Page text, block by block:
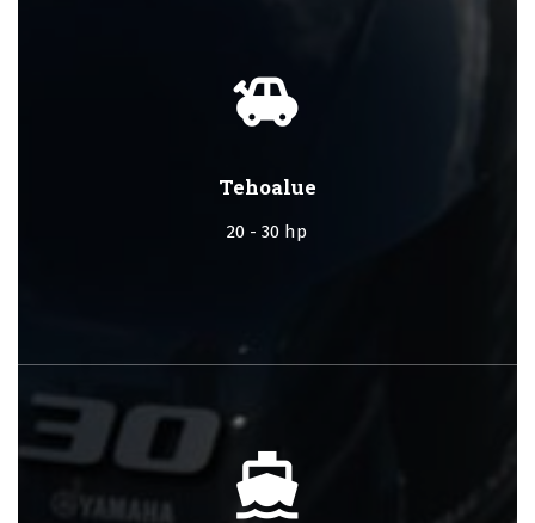
toys
Tehoalue
20 - 30 hp
directions_boat